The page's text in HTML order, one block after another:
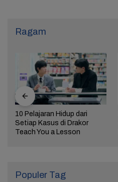
Ragam
10 Pelajaran Hidup dari
Setiap Kasus di Drakor
Teach You a Lesson
Populer Tag